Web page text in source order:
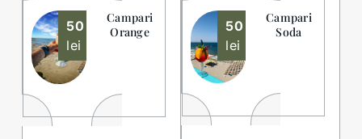
50
lei
Campari
Orange
50
lei
Campari
Soda